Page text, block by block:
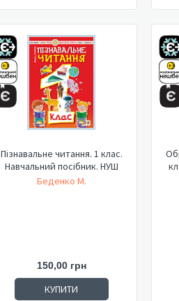
Пізнавальне читання. 1 клас.
Навчальний посібник. НУШ
Беденко М.
150,00 грн
КУПИТИ